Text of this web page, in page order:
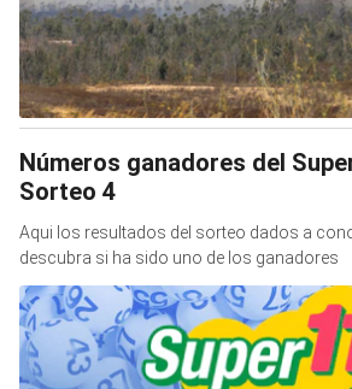
Números ganadores del
Sorteo 4
Aqui los resultados del sorteo dados a
descubra si ha sido uno de los ganadores